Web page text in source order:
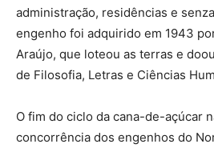
administração, residências e
engenho foi adquirido em 1943
Araújo, que loteou as terras e
de Filosofia, Letras e Ciências
O fim do ciclo da cana-de-açúcar
concorrência dos engenhos do